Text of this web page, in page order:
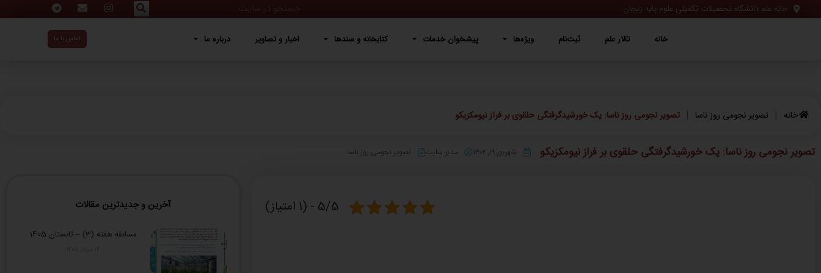
خانه علم دانشگاه تحصیلات تکمیلی علوم پایه زنجان
خانه تالار علم ثبت‌نام ویژه‌ها پیشخوان خدمات کتابخانه و سندها اخبار و تصاویر درباره ما تماس با ما
خانه تالار علم ثبت‌نام ویژه‌ها پیشخوان خدمات کتابخانه و سندها اخبار و تصاویر درباره ما
خانه تصویر نجومی روز ناسا تصویر نجومی روز ناسا: یک خورشیدگرفتگی حلقوی بر فراز نیومکزیکو
تصویر نجومی روز ناسا: یک خورشیدگرفتگی حلقوی بر فراز نیومکزیکو شهریور ۱۹, ۱۴۰۲ مدیر سایت تصویر نجومی روز ناسا
5/5 - (1 امتیاز) آخرین و جدیدترین مقالات
مسابقه هفته (3) – تابستان 1405